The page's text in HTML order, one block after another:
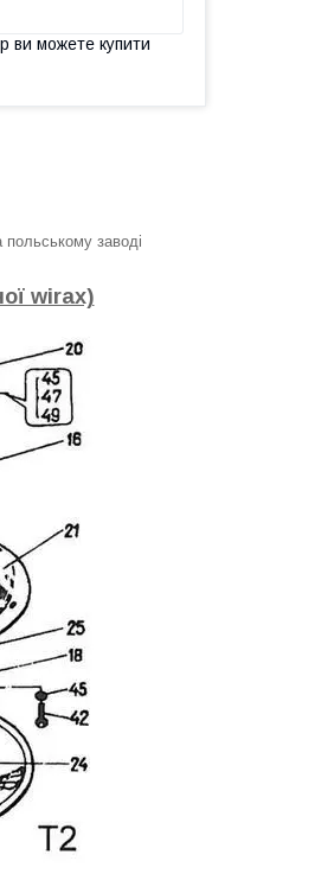
ви можете купити
польському заводі
wirax)